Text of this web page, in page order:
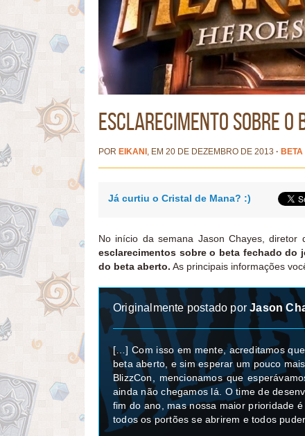
Esclarecimento sobre
POR EIKANI , EM 20 DE DEZEMBRO DE 2013 · BETA
Já curtiu o Cristal de Mana? :)
No início da semana Jason Chayes, diretor
esclarecimentos sobre o beta fechado do
do beta aberto. As principais informações
Originalmente postado porJason
[…] Com isso em mente, acreditamos
beta aberto, e sim esperar um pouco
BlizzCon, mencionamos que
ainda não chegamos lá. O time de
fim do ano, mas nossa maior prioridade
todos os portões se abrirem e todos